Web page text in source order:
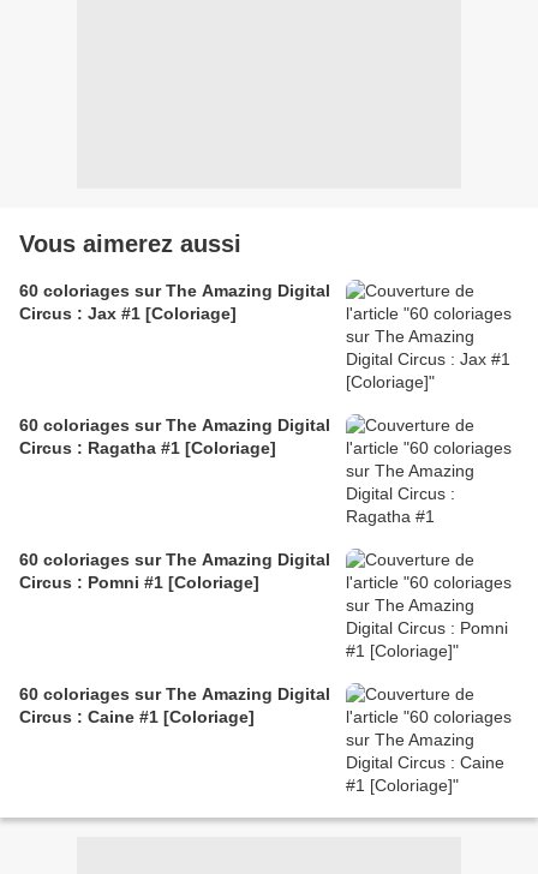
Vous aimerez aussi
60 coloriages sur The Amazing Digital
Circus : Jax #1 [Coloriage]
60 coloriages sur The Amazing Digital
Circus : Ragatha #1 [Coloriage]
60 coloriages sur The Amazing Digital
Circus : Pomni #1 [Coloriage]
60 coloriages sur The Amazing Digital
Circus : Caine #1 [Coloriage]